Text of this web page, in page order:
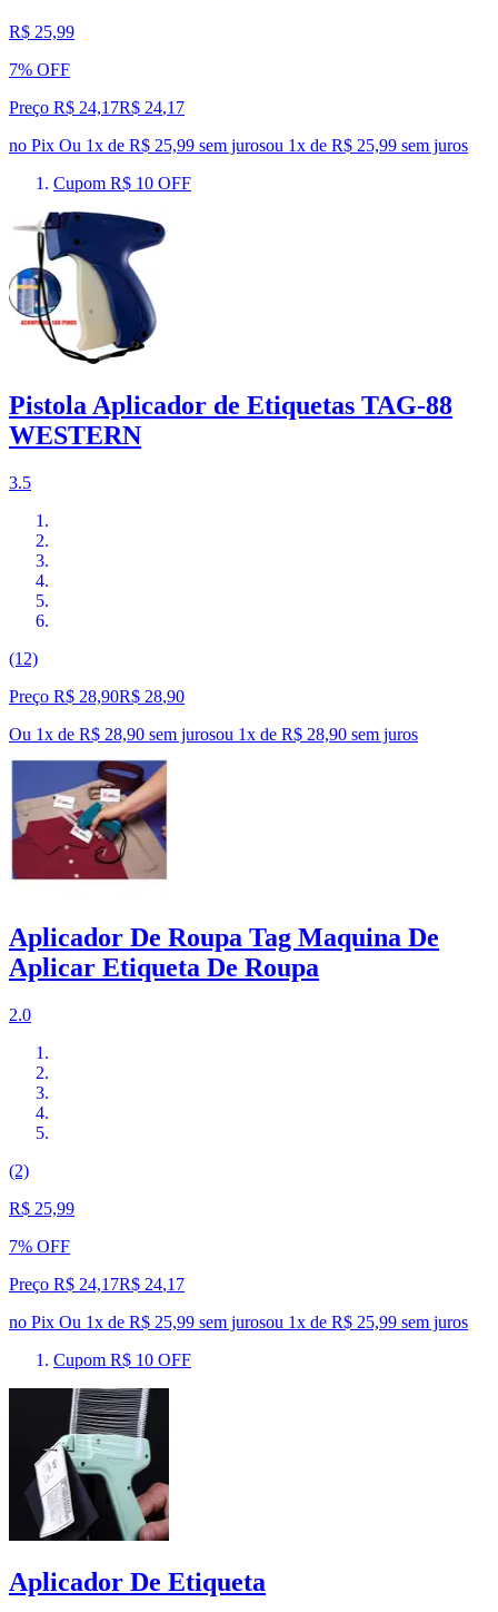
R$ 25,99
7% OFF
Preço R$ 24,17R$ 24,17
no Pix Ou 1x de R$ 25,99 sem jurosou 1x de R$ 25,99 sem juros
Cupom R$ 10 OFF
Pistola Aplicador de Etiquetas TAG-88
WESTERN
3.5
(12)
Preço R$ 28,90R$ 28,90
Ou 1x de R$ 28,90 sem jurosou 1x de R$ 28,90 sem juros
Aplicador De Roupa Tag Maquina De
Aplicar Etiqueta De Roupa
2.0
(2)
R$ 25,99
7% OFF
Preço R$ 24,17R$ 24,17
no Pix Ou 1x de R$ 25,99 sem jurosou 1x de R$ 25,99 sem juros
Cupom R$ 10 OFF
Aplicador De Etiqueta